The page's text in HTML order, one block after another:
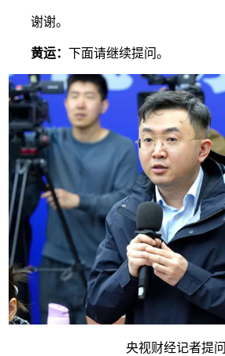
谢谢。
黄运：下面请继续提问。
央视财经记者提问